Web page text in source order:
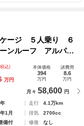
ージ ５人乗り ６
ンルーフ アルパイ
ントロール ＬＥＤ
ックカメラ 衝突軽
込)
万円
本体価格
394
万円
諸費用
8.6
万円
月々 58,600 円
走行
4.1万km
1月 排気
2700cc
備付 修復
なし